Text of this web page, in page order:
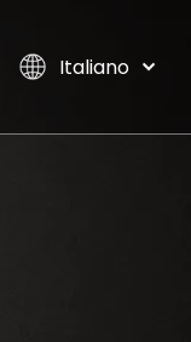
Italiano
العربية